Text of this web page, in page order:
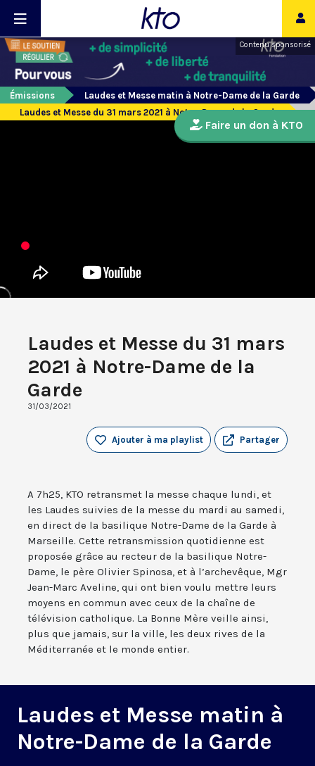
Contenu sponsorisé
Émissions
Laudes et Messe matin à Notre-Dame de la Garde
Laudes et Messe du 31 mars 2021 à Notre-Dame de la Garde
Laudes et Messe du 31 mars
2021 à Notre-Dame de la
Garde
31/03/2021
Partager
Ajouter à ma playlist
A 7h25, KTO retransmet la messe chaque lundi, et
les Laudes suivies de la messe du mardi au samedi,
en direct de la basilique Notre-Dame de la Garde à
Marseille. Cette retransmission quotidienne est
proposée grâce au recteur de la basilique Notre-
Dame, le père Olivier Spinosa, et à l’archevêque, Mgr
Jean-Marc Aveline, qui ont bien voulu mettre leurs
moyens en commun avec ceux de la chaîne de
télévision catholique. La Bonne Mère veille ainsi,
plus que jamais, sur la ville, les deux rives de la
Méditerranée et le monde entier.
Laudes et Messe matin à
Notre-Dame de la Garde
Faire un don à KTO